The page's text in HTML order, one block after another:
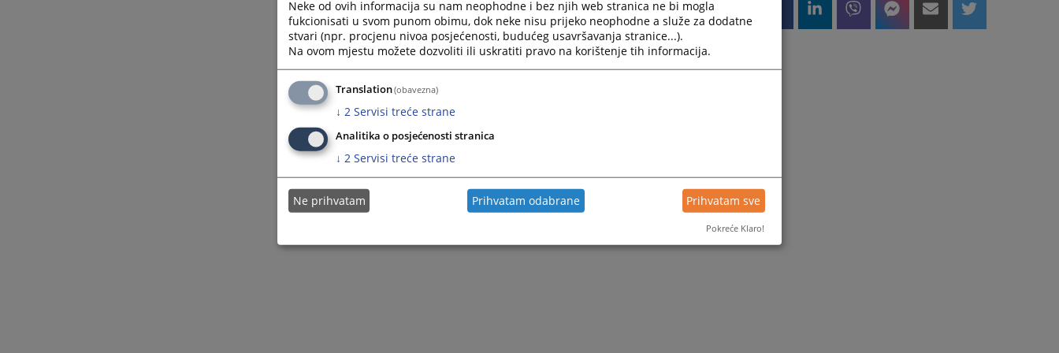
Neke od ovih informacija su nam neophodne i bez njih web stranica ne bi mogla
fukcionisati u svom punom obimu, dok neke nisu prijeko neophodne a služe za dodatne
stvari (npr. procjenu nivoa posjećenosti, budućeg usavršavanja stranice...).
Na ovom mjestu možete dozvoliti ili uskratiti pravo na korištenje tih informacija.
Translation(obavezna)
↓ 2 Servisi treće strane
Analitika o posjećenosti stranica
↓ 2 Servisi treće strane
Ne prihvatam Prihvatam odabrane Prihvatam sve
Pokreće Klaro!